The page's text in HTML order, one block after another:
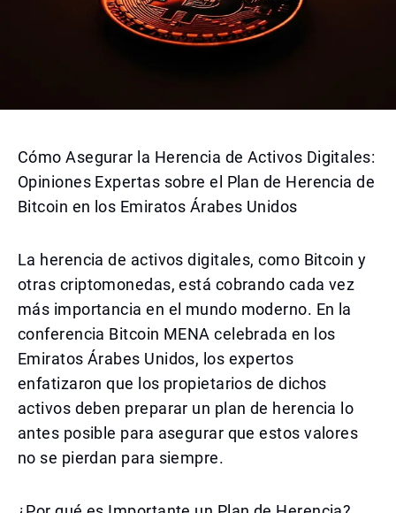
Cómo Asegurar la Herencia de Activos Digitales:
Opiniones Expertas sobre el Plan de Herencia de
Bitcoin en los Emiratos Árabes Unidos
La herencia de activos digitales, como Bitcoin y
otras criptomonedas, está cobrando cada vez
más importancia en el mundo moderno. En la
conferencia Bitcoin MENA celebrada en los
Emiratos Árabes Unidos, los expertos
enfatizaron que los propietarios de dichos
activos deben preparar un plan de herencia lo
antes posible para asegurar que estos valores
no se pierdan para siempre.